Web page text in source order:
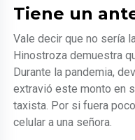
Tiene un
Vale decir que no sería
Hinostroza demuestra
Durante la pandemia,
extravió este monto en
taxista. Por si fuera
celular a una señora.